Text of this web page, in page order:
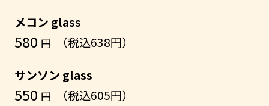
メコン glass
580 円
（税込638円）
サンソン glass
550 円
（税込605円）